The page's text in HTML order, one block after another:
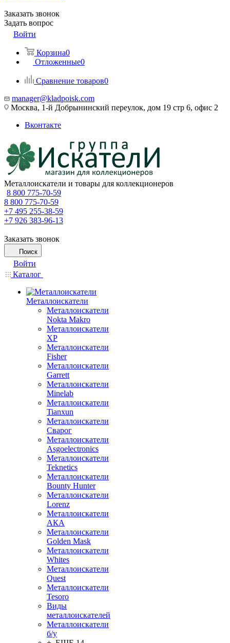
Заказать звонок
Задать вопрос
Войти
Корзина0
Отложенные0
Сравнение товаров0
manager@kladpoisk.com
Москва, 1-й Добрынинский переулок, дом 19 стр 6, офис 2
Вконтакте
Металлоискатели и товары для коллекционеров
8 800 775-70-59
8 800 775-70-59
+7 495 255-38-59
+7 926 383-96-13
Заказать звонок
Поиск
Войти
Каталог
Металлоискатели
Металлоискатели
Nokta Makro
Металлоискатели
XP
Металлоискатели
Fisher
Металлоискатели
Garrett
Металлоискатели
Minelab
Металлоискатели
Tianxun
Металлоискатели
Сварог
Металлоискатели
Asgoelectronics
Металлоискатели
Teknetics
Металлоискатели
Bounty Hunter
Металлоискатели
Lorenz
Металлоискатели
АКА
Металлоискатели
Golden Mask
Металлоискатели
Whites
Металлоискатели
Quest
Металлоискатели
Tesoro
Виды
металлоискателей
Металлоискатели
б/у